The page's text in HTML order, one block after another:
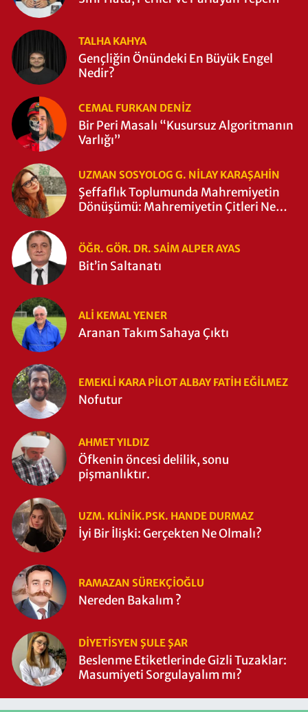
TALHA KAHYA
Gençliğin Önündeki En Büyük Engel
Nedir?
CEMAL FURKAN DENİZ
Bir Peri Masalı “Kusursuz Algoritmanın
Varlığı”
UZMAN SOSYOLOG G. NILAY KARAŞAHİN
Şeffaflık Toplumunda Mahremiyetin
Dönüşümü: Mahremiyetin Çitleri Ne
ÖĞR. GÖR. DR. SAIM ALPER AYAS
Bit’in Saltanatı
ALI KEMAL YENER
Aranan Takım Sahaya Çıktı
EMEKLI KARA PILOT ALBAY FATIH EĞİLMEZ
Nofutur
AHMET YILDIZ
Öfkenin öncesi delilik, sonu
pişmanlıktır.
UZM. KLINIK.PSK. HANDE DURMAZ
İyi Bir İlişki: Gerçekten Ne Olmalı?
RAMAZAN SÜREKÇIOĞLU
Nereden Bakalım ?
DIYETISYEN ŞULE ŞAR
Beslenme Etiketlerinde Gizli Tuzaklar:
Masumiyeti Sorgulayalım mı?